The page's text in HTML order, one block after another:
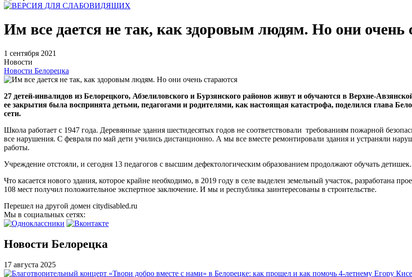
Им все дается не так, как здоровым людям. Но они очень
1 сентября 2021
Новости
Новости Белорецка
27 детей-инвалидов из Белорецкого, Абзелиловского и Бурзянского районов живут и обучаются в Верхне-
ее закрытия была воспринята детьми, педагогами и родителями, как настоящая катастрофа, поделился глава
сети.
Школа работает с 1947 года. Деревянные здания шестидесятых годов не соответствовали требованиям пожарной
все нарушения. С февраля по май дети учились дистанционно. А мы все вместе ремонтировали здания и устраняли
работы.
Учреждение отстояли, и сегодня 13 педагогов с высшим дефектологическим образованием продолжают обучать детишек.
Что касается нового здания, которое крайне необходимо, в 2019 году в селе выделен земельный участок, разработана
108 мест получил положительное экспертное заключение. И мы и республика заинтересованы в строительстве.
Перешел на другой домен citydisabled.ru
Мы в социальных сетях:
Новости Белорецка
17 августа 2025